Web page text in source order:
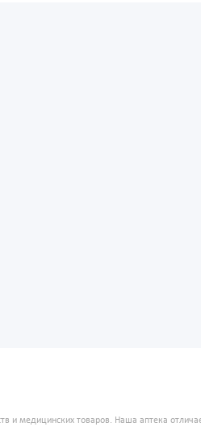
и медицинских товаров. Наша аптека